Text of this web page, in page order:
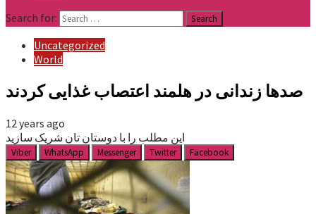
Search for:
Uncategorized
World
صدها زندانی در هلمند اعتصاب غذایی کردند
12 years ago
این مطلب را با دوستان تان شریک سازید
Viber WhatsApp Messenger Twitter Facebook